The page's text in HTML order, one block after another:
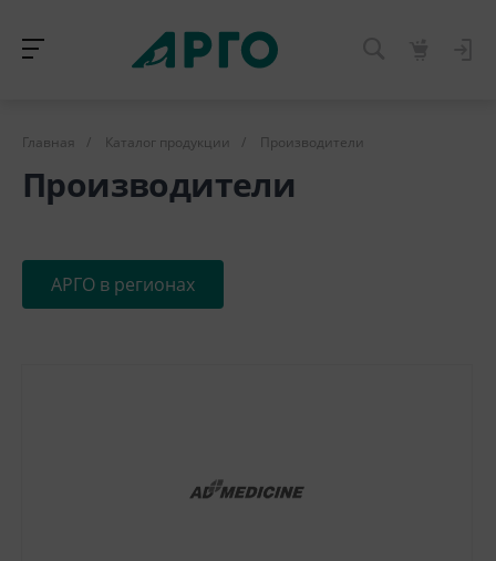
Главная / Каталог продукции / Производители
Производители
АРГО в регионах